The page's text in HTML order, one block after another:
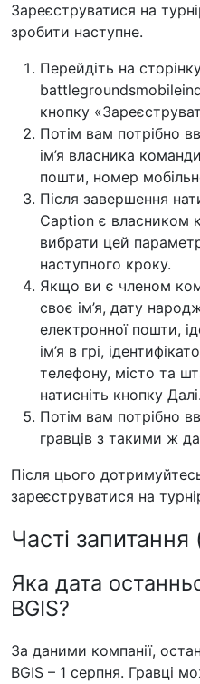
Зареєструватися на
зробити наступне.
Перейдіть на
кнопку
Потім вам потрібно
ім’я власника
пошти, номер
Після завершення
Caption є власником
вибрати цей
наступного кроку.
Якщо ви є членом
своє ім’я, дату
електронної пошти,
ім’я в грі,
телефону, місто та
натисніть кнопку Далі.
Потім вам потрібно
гравців з такими ж
Після цього
зареєструватися на
Часті запитання
Яка дата
BGIS?
За даними компанії,
BGIS – 1 серпня. Гравці